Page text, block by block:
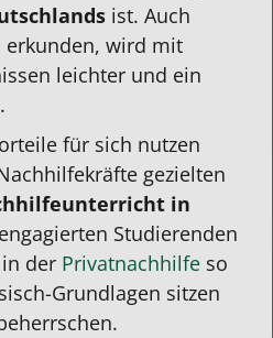
ist. Auch
erkunden, wird mit
leichter und ein
für sich nutzen
gezielten
in
Studierenden
der Privatnachhilfe so
Grundlagen sitzen